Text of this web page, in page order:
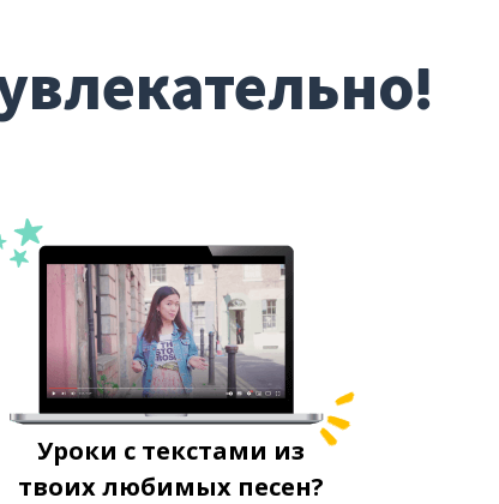
Уроки с текстами из
твоих любимых песен?